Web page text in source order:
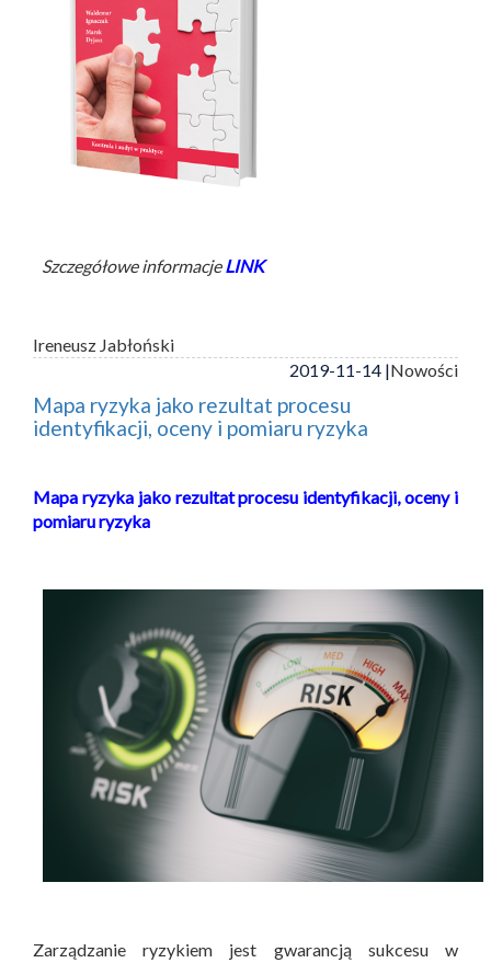
Szczegółowe informacjeLINK
Ireneusz Jabłoński
2019-11-14 |Nowości
Mapa ryzyka jako rezultat procesu
identyfikacji, oceny i pomiaru ryzyka
Mapa ryzyka jako rezultat procesu identyfikacji, oceny i
pomiaru ryzyka
Zarządzanie ryzykiem jest gwarancją sukcesu w